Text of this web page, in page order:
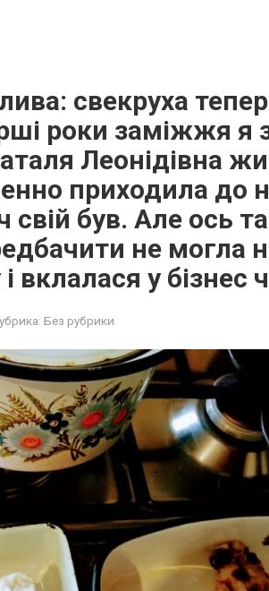
свекруха
роки заміжжя я
Леонідівна
приходила до
свій був. Але ось
не могла
вклалася у бізнес
Без рубрики